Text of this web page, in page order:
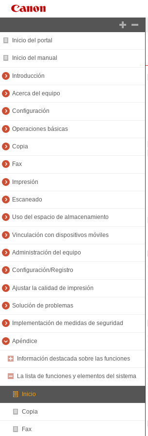
Inicio del portal
Inicio del manual
Introducción
Acerca del equipo
Configuración
Operaciones básicas
Copia
Fax
Impresión
Escaneado
Uso del espacio de almacenamiento
Vinculación con dispositivos móviles
Administración del equipo
Configuración/Registro
Ajustar la calidad de impresión
Solución de problemas
Implementación de medidas de seguridad
Apéndice
Información destacada sobre las funciones
La lista de funciones y elementos del sistema
Inicio
Copia
Fax